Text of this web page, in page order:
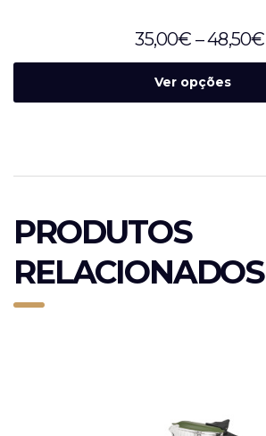
35,00€ –48,50€
Ver opções
PRODUTOS
RELACIONADOS